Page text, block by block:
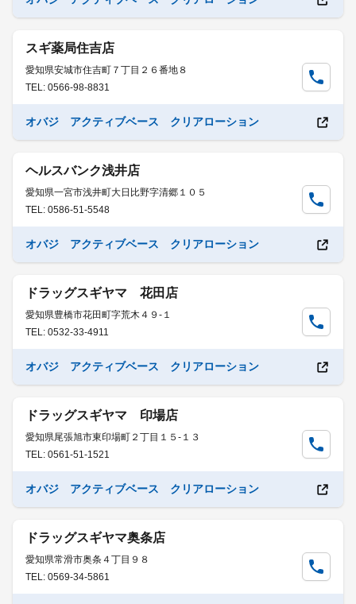
スギ薬局住吉店
愛知県安城市住吉町７丁目２６番地８
TEL: 0566-98-8831
オバジ アクティブベース クリアローション
ヘルスバンク浅井店
愛知県一宮市浅井町大日比野字清郷１０５
TEL: 0586-51-5548
オバジ アクティブベース クリアローション
ドラッグスギヤマ 花田店
愛知県豊橋市花田町字荒木４９-１
TEL: 0532-33-4911
オバジ アクティブベース クリアローション
ドラッグスギヤマ 印場店
愛知県尾張旭市東印場町２丁目１５-１３
TEL: 0561-51-1521
オバジ アクティブベース クリアローション
ドラッグスギヤマ奥条店
愛知県常滑市奥条４丁目９８
TEL: 0569-34-5861